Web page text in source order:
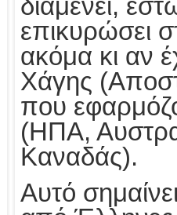
διαμένει,
επικυρώσει
ακόμα κι αν
Χάγης
που
(ΗΠΑ,
Καναδάς).
Αυτό